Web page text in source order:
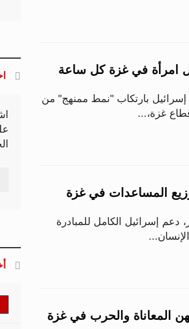
امرأة في غزة كل ساعة
إسرائيل بارتكاب "نمط ممنهج" من
غزة،...
المساعدات في غزة
دعم إسرائيل الكامل للمبادرة
المعاناة والحرب في غزة